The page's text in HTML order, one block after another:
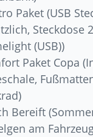
Paket (USB
Steckdose
(USB))
Paket Copa
Bereift
am